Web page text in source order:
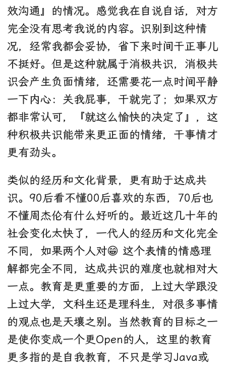
效沟通』的情况。感觉我在自说自话，对方
完全没有思考我说的内容。识别到这种情
况，经常我都会妥协，省下来时间干正事儿
不挺好。但是这种就属于消极共识，消极共
识会产生负面情绪，还需要花一点时间平静
一下内心：关我屁事，干就完了；如果双方
都非常认可，『就这么愉快的决定了』，这
种积极共识能带来更正面的情绪，干事情才
更有劲头。
类似的经历和文化背景，更有助于达成共
识。90后看不懂00后喜欢的东西，70后也
不懂周杰伦有什么好听的。最近这几十年的
社会变化太快了，一代人的经历和文化完全
不同，如果两个人对😁 这个表情的情感理
解都完全不同，达成共识的难度也就相对大
一点。教育是更重要的方面，上过大学跟没
上过大学，文科生还是理科生，对很多事情
的观点也是天壤之别。当然教育的目标之一
是使你变成一个更Open的人，这里的教育
更多指的是自我教育，不只是学习Java或